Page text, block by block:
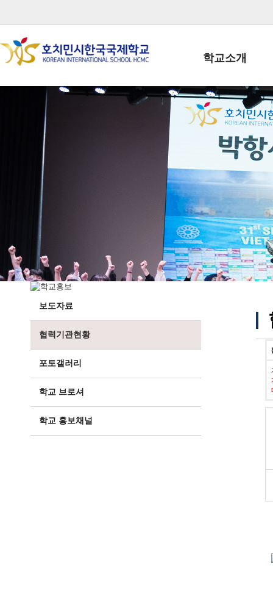
학교소개
학교장인사말
학생회장인사말
학교상징
학교 CI
교직원현황
학생현황
위치/전화
전경사진
보도자료
협력기관현황
포토갤러리
학교 브로셔
학교 홍보채널